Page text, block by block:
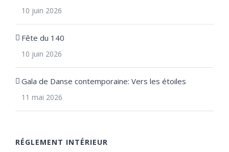
10 juin 2026
Fête du 140
10 juin 2026
Gala de Danse contemporaine: Vers les étoiles
11 mai 2026
RÉGLEMENT INTÉRIEUR